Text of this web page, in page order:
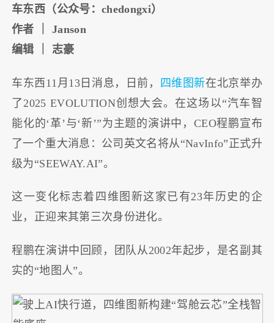
车东西（公众号：chedongxi）
作者 ｜ Janson
编辑 ｜ 志豪
车东西11月13日消息，日前， 四维图新在北京举办
了2025 EVOLUTION创想大会。在这场以“汽车智
能化的‘革’与‘新’”为主题的演讲中，CEO程鹏宣布
了一个重大消息：公司英文名将从“NavInfo”正式升
级为“SEEWAY.AI”。
这一变化标志着四维图新这家已有23年历史的企
业，正迎来其第三次身份进化。
程鹏在演讲中回顾，团队从2002年起步，是名副其
实的“地图人”。